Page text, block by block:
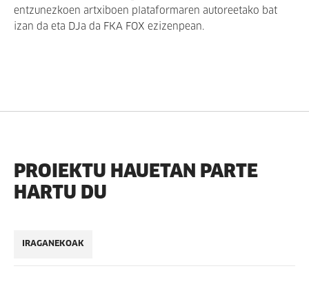
entzunezkoen artxiboen plataformaren autoreetako bat
izan da eta DJa da FKA FOX ezizenpean.
PROIEKTU HAUETAN PARTE
HARTU DU
IRAGANEKOAK